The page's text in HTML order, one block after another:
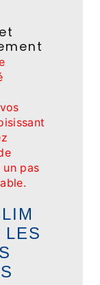
pas
LES